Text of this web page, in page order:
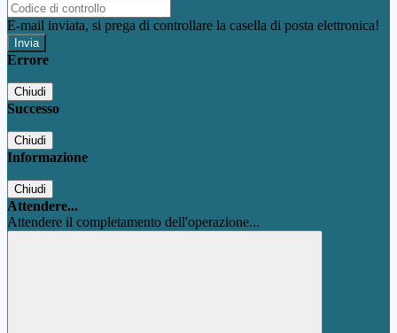
E-mail inviata, si prega di controllare la casella di posta elettronica!
Errore
Chiudi
Successo
Chiudi
Informazione
Chiudi
Attendere...
Attendere il completamento dell'operazione...